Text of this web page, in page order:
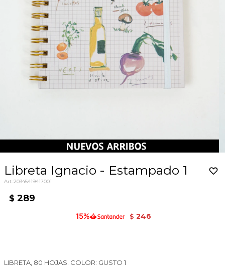
Libreta Ignacio - Estampado 1
20345419417001
$ 289
$ 246
LIBRETA, 80 HOJAS. COLOR: GUSTO 1